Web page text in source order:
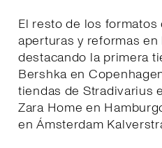
El resto de los
aperturas y reformas
destacando la primera
Bershka en
tiendas de Stradivarius
Zara Home en
en Ámsterdam